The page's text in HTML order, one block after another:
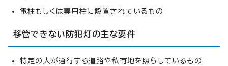
電柱もしくは専用柱に設置されているもの
移管できない防犯灯の主な要件
特定の人が通行する道路や私有地を照らしているもの